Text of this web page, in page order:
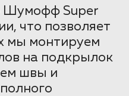
Шумофф Super
что позволяет
мы монтируем
на подкрылок
швы и